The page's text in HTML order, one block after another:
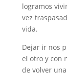
logramos
vez
vida.
Dejar ir nos
el otro y con
de volver